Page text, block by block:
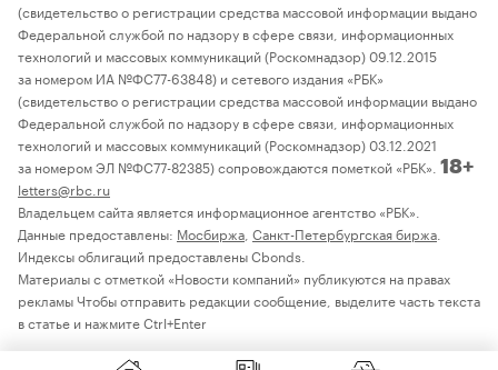
(свидетельство о регистрации средства массовой информации выдано
Федеральной службой по надзору в сфере связи, информационных
технологий и массовых коммуникаций (Роскомнадзор) 09.12.2015
за номером ИА №ФС77-63848) и сетевого издания «РБК»
(свидетельство о регистрации средства массовой информации выдано
Федеральной службой по надзору в сфере связи, информационных
технологий и массовых коммуникаций (Роскомнадзор) 03.12.2021
за номером ЭЛ №ФС77-82385) сопровождаются пометкой «РБК». 18+
letters@rbc.ru
Владельцем сайта является информационное агентство «РБК».
Данные предоставлены: Мосбиржа Санкт-Петербургская биржа
Индексы облигаций предоставлены Cbonds.
Материалы с отметкой «Новости компаний» публикуются на правах
рекламы Чтобы отправить редакции сообщение, выделите часть текста
в статье и нажмите Ctrl+Enter